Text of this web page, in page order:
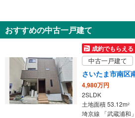
さいたま市南区
6,980万円
3SLDK
土地面積 86.44m2
武蔵野線 「武蔵浦
おすすめの中古一戸建て
成約でもらえる
中古一戸建て
さいたま市南区
4,980万円
2SLDK
土地面積 53.12m2
埼京線 「武蔵浦和